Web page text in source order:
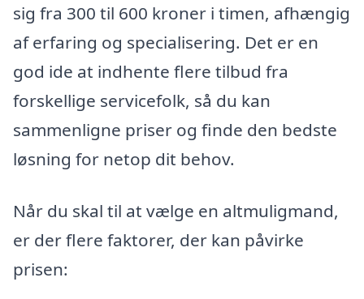
sig fra 300 til 600 kroner i timen, afhængig
af erfaring og specialisering. Det er en
god ide at indhente flere tilbud fra
forskellige servicefolk, så du kan
sammenligne priser og finde den bedste
løsning for netop dit behov.
Når du skal til at vælge en altmuligmand,
er der flere faktorer, der kan påvirke
prisen: